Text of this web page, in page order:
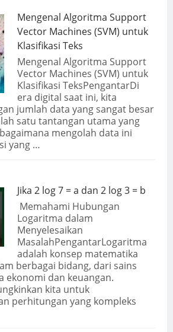
Mengenal Algoritma Support
Vector Machines (SVM) untuk
Klasifikasi Teks
Mengenal Algoritma Support
Vector Machines (SVM) untuk
Klasifikasi TeksPengantarDi
era digital saat ini, kita
jumlah data yang sangat besar
satu tantangan utama yang
mengolah data ini
yang …
Jika 2 log 7 = a dan 2 log 3 = b
Memahami Hubungan
Logaritma dalam
Menyelesaikan
MasalahPengantarLogaritma
adalah konsep matematika
berbagai bidang, dari sains
ekonomi dan keuangan.
kita untuk
perhitungan yang kompleks